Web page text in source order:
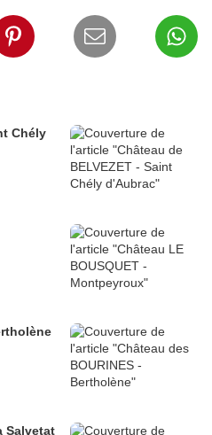
Chély
Salvetat